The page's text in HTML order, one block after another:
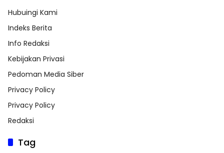
Hubuingi Kami
Indeks Berita
Info Redaksi
Kebijakan Privasi
Pedoman Media Siber
Privacy Policy
Privacy Policy
Redaksi
Tag